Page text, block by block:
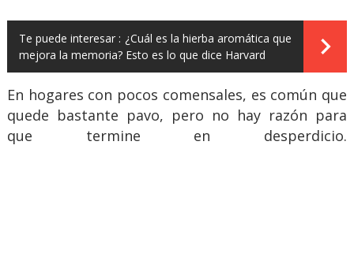
Te puede interesar : ¿Cuál es la hierba aromática que
mejora la memoria? Esto es lo que dice Harvard
En hogares con pocos comensales, es común que
quede bastante pavo, pero no hay razón para
que termine en desperdicio.